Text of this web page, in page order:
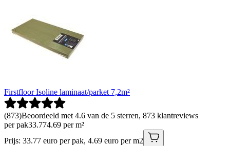
Firstfloor Isoline laminaat/parket 7,2m²
(873)Beoordeeld met 4.6 van de 5 sterren, 873 klantreviews
per pak33.774.69 per m²
Prijs: 33.77 euro per pak, 4.69 euro per m2